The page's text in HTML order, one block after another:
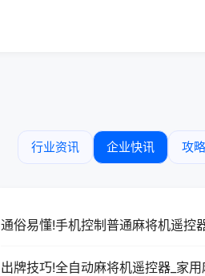
行业资讯 企业快讯 攻
通俗易懂!手机控制普通麻将机遥控
出牌技巧!全自动麻将机遥控器_家